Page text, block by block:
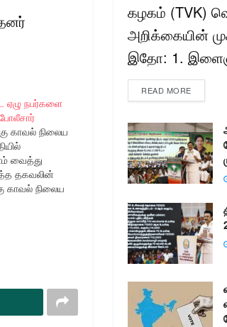
ஏழு நபர்களை
காவல் நிலைய
வைத்து
தகவலின்
காவல் நிலைய
சென்று
ஏழு நபர்களை
கழகம் (TVK)
அறிக்கையின்
இதோ: 1.
READ MORE